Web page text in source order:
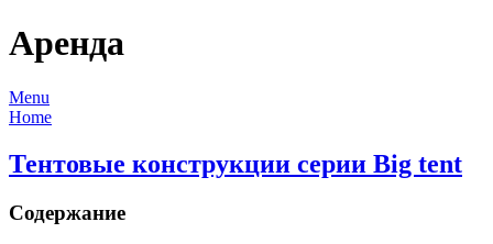
Аренда
Menu
Home
Тентовые конструкции серии Big tent
Содержание